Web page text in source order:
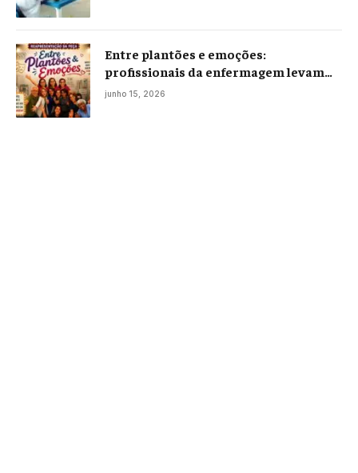
Entre plantões e emoções:
profissionais da enfermagem levam
histórias reais ao palco em Campos
junho 15, 2026